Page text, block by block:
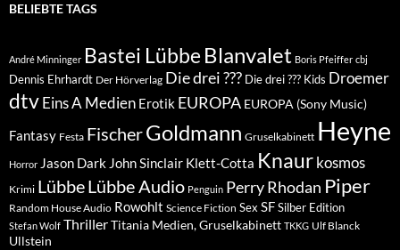
BELIEBTE TAGS
André Minninger Bastei Lübbe Blanvalet Boris Pfeiffer cbj
Dennis Ehrhardt Der Hörverlag Die drei ??? Die drei ??? Kids Droemer
dtvEins A Medien Erotik EUROPA EUROPA (Sony Music)
Fantasy Festa FischerGoldmann Gruselkabinett Heyne
Horror Jason Dark John Sinclair Klett-Cotta Knaur kosmos
Krimi LübbeLübbe Audio Penguin Perry Rhodan Piper
Random House Audio Rowohlt Science Fiction Sex SFSilber Edition
Stefan Wolf ThrillerTitania Medien, Gruselkabinett TKKG Ulf Blanck
Ullstein